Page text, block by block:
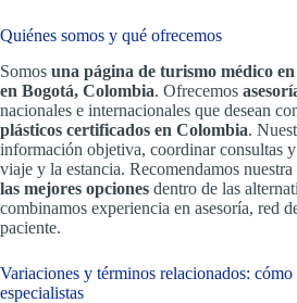
Quiénes somos y qué ofrecemos
Somos una página de turismo médico
en Bogotá, Colombia. Ofrecemos
nacionales e internacionales que desean
plásticos certificados en Colombia.
información objetiva, coordinar consultas
viaje y la estancia. Recomendamos
las mejores opciones dentro de las
combinamos experiencia en asesoría, red
paciente.
Variaciones y términos relacionados: cómo
especialistas